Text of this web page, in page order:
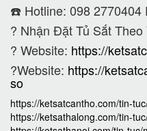
☎️ Hotline: 098 2770404
? Nhận Đặt Tủ Sắt Theo
? Website: https://
?Website: https://
so
https://ketsatcantho.com/tin-
https://ketsathalong.com/tin-